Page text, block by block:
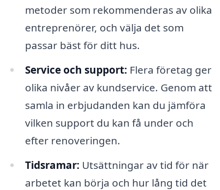
metoder som rekommenderas av olika
entreprenörer, och välja det som
passar bäst för ditt hus.
Service och support: Flera företag ger
olika nivåer av kundservice. Genom att
samla in erbjudanden kan du jämföra
vilken support du kan få under och
efter renoveringen.
Tidsramar: Utsättningar av tid för när
arbetet kan börja och hur lång tid det